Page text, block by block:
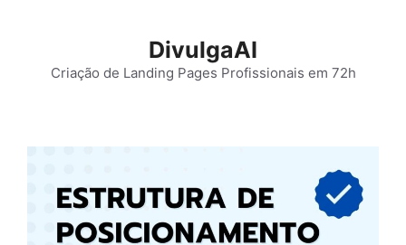
conteúdo
DivulgaAI
Criação de Landing Pages Profissionais em 72h